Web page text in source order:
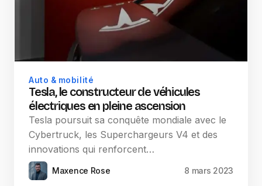
Auto & mobilité
Tesla, le constructeur de véhicules
électriques en pleine ascension
Tesla poursuit sa conquête mondiale avec le
Cybertruck, les Superchargeurs V4 et des
innovations qui renforcent…
Maxence Rose 8 mars 2023